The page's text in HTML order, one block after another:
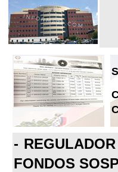
-
FONDOS